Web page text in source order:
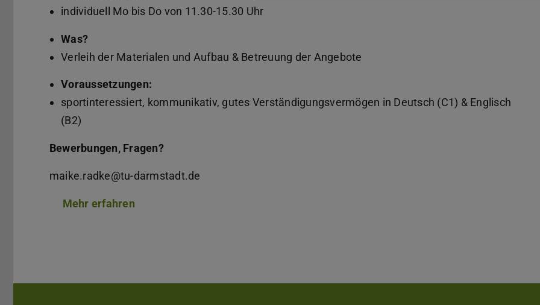
individuell Mo bis Do von 11.30-15.30 Uhr
Was?
Verleih der Materialen und Aufbau & Betreuung der Angebote
Voraussetzungen:
sportinteressiert, kommunikativ, gutes Verständigungsvermögen in Deutsch (C1) & Englisch
(B2)
Bewerbungen, Fragen?
maike.radke@tu-darmstadt.de
Mehr erfahren